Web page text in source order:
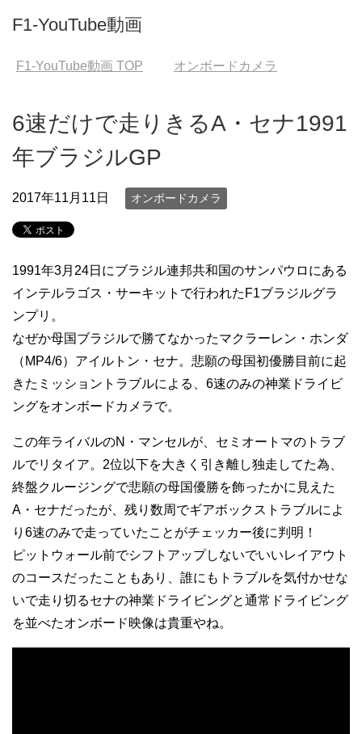
F1-YouTube動画
F1-YouTube動画 TOP オンボードカメラ
6速だけで走りきるA・セナ1991
年ブラジルGP
2017年11月11日 オンボードカメラ
1991年3月24日にブラジル連邦共和国のサンパウロにある
インテルラゴス・サーキットで行われたF1ブラジルグラ
ンプリ。
なぜか母国ブラジルで勝てなかったマクラーレン・ホンダ
（MP4/6）アイルトン・セナ。悲願の母国初優勝目前に起
きたミッショントラブルによる、6速のみの神業ドライビ
ングをオンボードカメラで。
この年ライバルのN・マンセルが、セミオートマのトラブ
ルでリタイア。2位以下を大きく引き離し独走してた為、
終盤クルージングで悲願の母国優勝を飾ったかに見えた
A・セナだったが、残り数周でギアボックストラブルによ
り6速のみで走っていたことがチェッカー後に判明！
ピットウォール前でシフトアップしないでいいレイアウト
のコースだったこともあり、誰にもトラブルを気付かせな
いで走り切るセナの神業ドライビングと通常ドライビング
を並べたオンボード映像は貴重やね。